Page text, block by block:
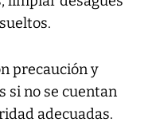
precaución y
si no se cuentan
adecuadas.